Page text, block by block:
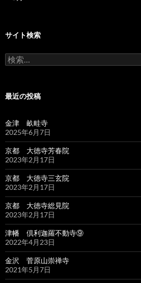
サイト検索
検
索:
最近の投稿
金津 畝畦寺
2025年6月7日
京都 大徳寺芳春院
2023年2月17日
京都 大徳寺三玄院
2023年2月17日
京都 大徳寺総見院
2023年2月17日
津幡 倶利迦羅不動寺⑨
2022年4月23日
金沢 菅原山崇禅寺
2021年5月7日